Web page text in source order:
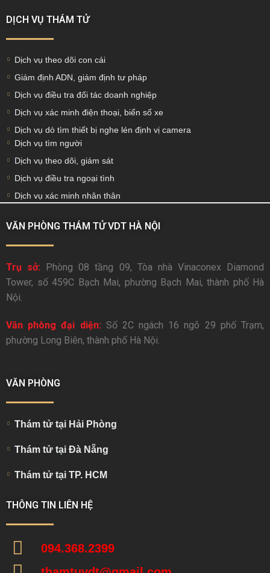
DỊCH VỤ THÁM TỬ
Dịch vụ theo dõi con cái
Giám định ADN, giám định tư pháp
Dịch vụ điều tra đối tác doanh nghiệp
Dịch vụ xác minh điện thoại, biển số xe
Dịch vụ dò tìm thiết bị nghe lén định vị camera
Dịch vụ tìm người
Dịch vụ theo dõi, giám sát
Dịch vụ điều tra ngoại tình
Dịch vụ xác minh nhân thân
VĂN PHÒNG THÁM TỬ VDT HÀ NỘI
Trụ sở:
Phòng 08 tầng 09, Tòa nhà Vinaconex Diamond
Tower, số 459C Bạch Mai, phường Bạch Mai, thành phố Hà
Nội.
Văn phòng đại diện: Số 2C ngách 16 ngõ 29 phố Trạm,
phường Long Biên, thành phố Hà Nội.
VĂN PHÒNG
Thám tử tại Hải Phòng
Thám tử tại Đà Nẵng
Thám tử tại TP. HCM
THÔNG TIN LIÊN HỆ
094.368.2399